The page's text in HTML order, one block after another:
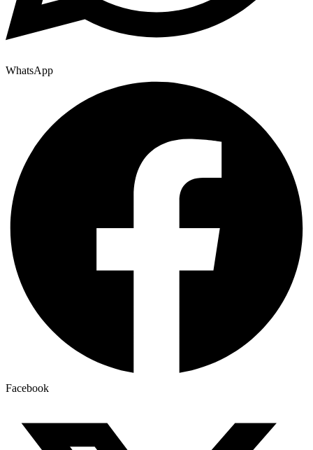
WhatsApp
Facebook